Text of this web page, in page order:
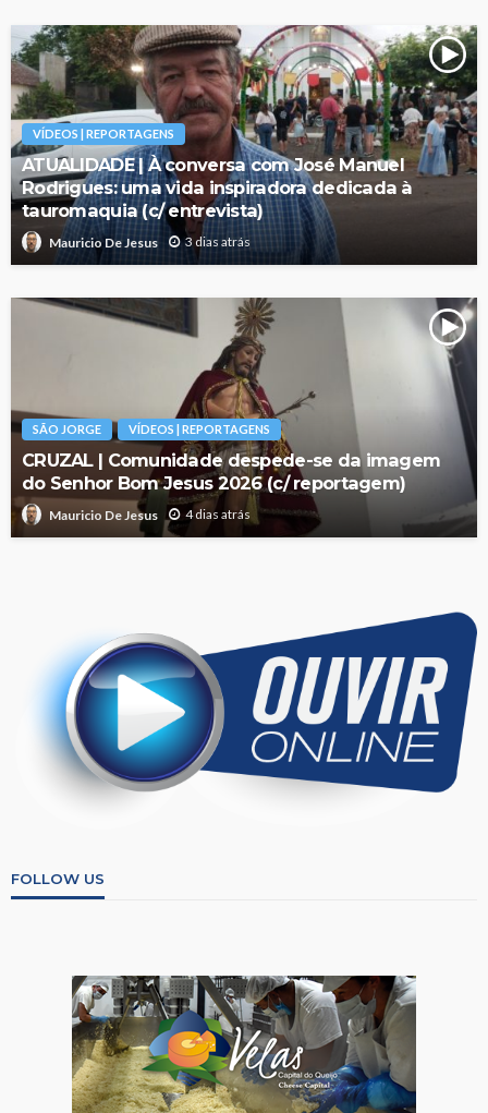
VÍDEOS | REPORTAGENS
ATUALIDADE | À conversa com José Manuel
Rodrigues: uma vida inspiradora dedicada à
tauromaquia (c/ entrevista)
Mauricio De Jesus 3 dias atrás
SÃO JORGE VÍDEOS | REPORTAGENS
CRUZAL | Comunidade despede-se da imagem
do Senhor Bom Jesus 2026 (c/ reportagem)
Mauricio De Jesus 4 dias atrás
FOLLOW US